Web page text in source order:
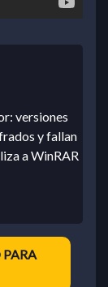
versiones
y fallan
a WinRAR
PARA